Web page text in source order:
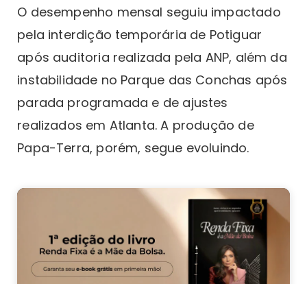
O desempenho mensal seguiu impactado
pela interdição temporária de Potiguar
após auditoria realizada pela ANP, além da
instabilidade no Parque das Conchas após
parada programada e de ajustes
realizados em Atlanta. A produção de
Papa-Terra, porém, segue evoluindo.